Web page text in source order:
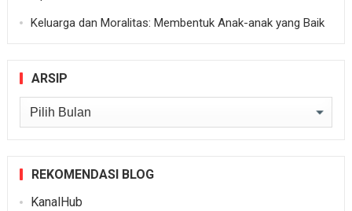
Keluarga dan Moralitas: Membentuk Anak-anak yang Baik
ARSIP
Arsip
REKOMENDASI BLOG
KanalHub